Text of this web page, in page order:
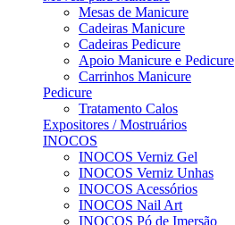
Mesas de Manicure
Cadeiras Manicure
Cadeiras Pedicure
Apoio Manicure e Pedicure
Carrinhos Manicure
Pedicure
Tratamento Calos
Expositores / Mostruários
INOCOS
INOCOS Verniz Gel
INOCOS Verniz Unhas
INOCOS Acessórios
INOCOS Nail Art
INOCOS Pó de Imersão